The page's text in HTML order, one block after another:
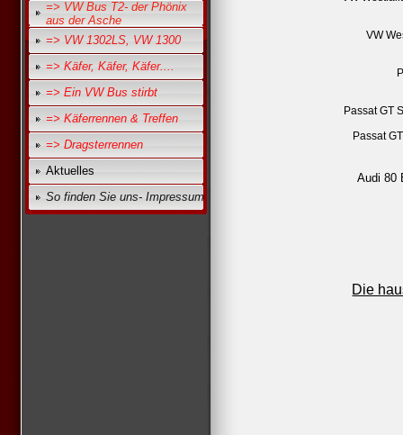
=> VW Bus T2- der Phönix
aus der Asche
=> VW 1302LS, VW 1300
=> Käfer, Käfer, Käfer....
=> Ein VW Bus stirbt
=> Käferrennen & Treffen
=> Dragsterrennen
Aktuelles
So finden Sie uns- Impressum
VW
Passat GT
Passat
Audi 80
Die